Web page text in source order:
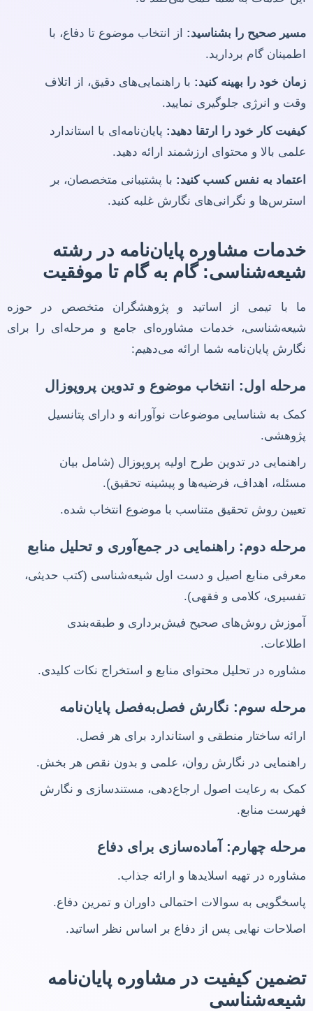
مسیر صحیح را بشناسید: از انتخاب موضوع تا دفاع، با
اطمینان گام بردارید.
زمان خود را بهینه کنید: با راهنمایی‌های دقیق، از اتلاف
وقت و انرژی جلوگیری نمایید.
کیفیت کار خود را ارتقا دهید: پایان‌نامه‌ای با استاندارد
علمی بالا و محتوای ارزشمند ارائه دهید.
اعتماد به نفس کسب کنید: با پشتیبانی متخصصان، بر
استرس‌ها و نگرانی‌های نگارش غلبه کنید.
خدمات مشاوره پایان‌نامه در رشته
شیعه‌شناسی: گام به گام تا موفقیت
ما با تیمی از اساتید و پژوهشگران متخصص در حوزه
شیعه‌شناسی، خدمات مشاوره‌ای جامع و مرحله‌ای را برای
نگارش پایان‌نامه شما ارائه می‌دهیم:
مرحله اول: انتخاب موضوع و تدوین پروپوزال
کمک به شناسایی موضوعات نوآورانه و دارای پتانسیل
پژوهشی.
راهنمایی در تدوین طرح اولیه پروپوزال (شامل بیان
مسئله، اهداف، فرضیه‌ها و پیشینه تحقیق).
تعیین روش تحقیق متناسب با موضوع انتخاب شده.
مرحله دوم: راهنمایی در جمع‌آوری و تحلیل منابع
معرفی منابع اصیل و دست اول شیعه‌شناسی (کتب حدیثی،
تفسیری، کلامی و فقهی).
آموزش روش‌های صحیح فیش‌برداری و طبقه‌بندی
اطلاعات.
مشاوره در تحلیل محتوای منابع و استخراج نکات کلیدی.
مرحله سوم: نگارش فصل‌به‌فصل پایان‌نامه
ارائه ساختار منطقی و استاندارد برای هر فصل.
راهنمایی در نگارش روان، علمی و بدون نقص هر بخش.
کمک به رعایت اصول ارجاع‌دهی، مستندسازی و نگارش
فهرست منابع.
مرحله چهارم: آماده‌سازی برای دفاع
مشاوره در تهیه اسلایدها و ارائه جذاب.
پاسخگویی به سوالات احتمالی داوران و تمرین دفاع.
اصلاحات نهایی پس از دفاع بر اساس نظر اساتید.
تضمین کیفیت در مشاوره پایان‌نامه
شیعه‌شناسی